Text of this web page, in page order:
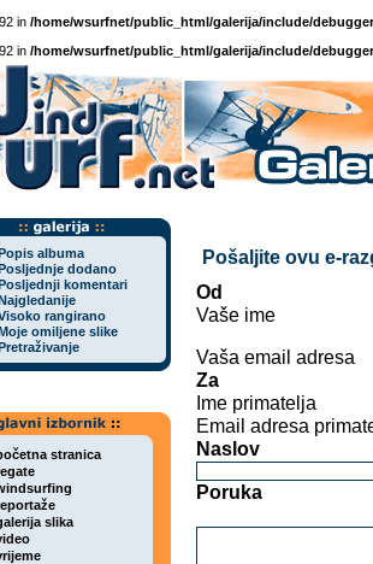
in /home/wsurfnet/public_html/galerija/include/
in /home/wsurfnet/public_html/galerija/include/
albuma
dodano
komentari
rangirano
omiljene slike
stranica
slika
Pošaljite ovu e-
Od
Vaše ime
Vaša email adresa
Za
Ime primatelja
Email adresa
Naslov
Poruka